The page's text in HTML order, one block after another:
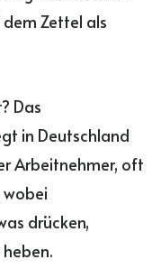
Zettel als
Das
in Deutschland
Arbeitnehmer, oft
wobei
drücken,